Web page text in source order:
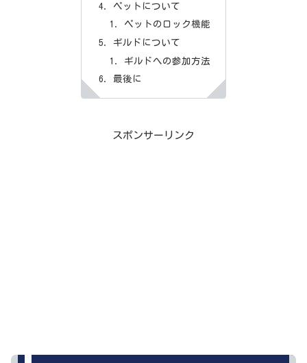
ペットについて
ペットのロック機能
ギルドについて
ギルドへの参加方法
最後に
スポンサーリンク